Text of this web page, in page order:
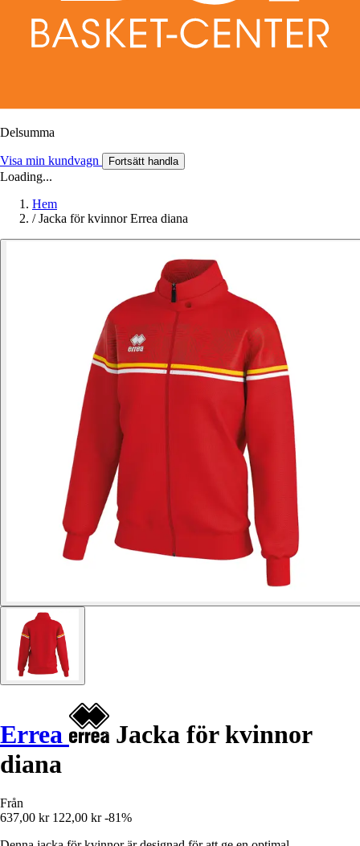
Delsumma
Visa min kundvagn Fortsätt handla
Loading...
Hem
/ Jacka för kvinnor Errea diana
Errea
Jacka för kvinnor
diana
Från
637,00 kr 122,00 kr -81%